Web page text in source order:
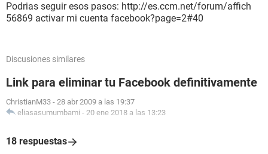
Podrias seguir esos pasos: http://es.ccm.net/forum/affich
56869 activar mi cuenta facebook?page=2#40
Discusiones similares
Link para eliminar tu Facebook definitivamente
ChristianM33 - 28 abr 2009 a las 19:37
eliasasumumbami - 20 ene 2018 a las 13:23
18 respuestas